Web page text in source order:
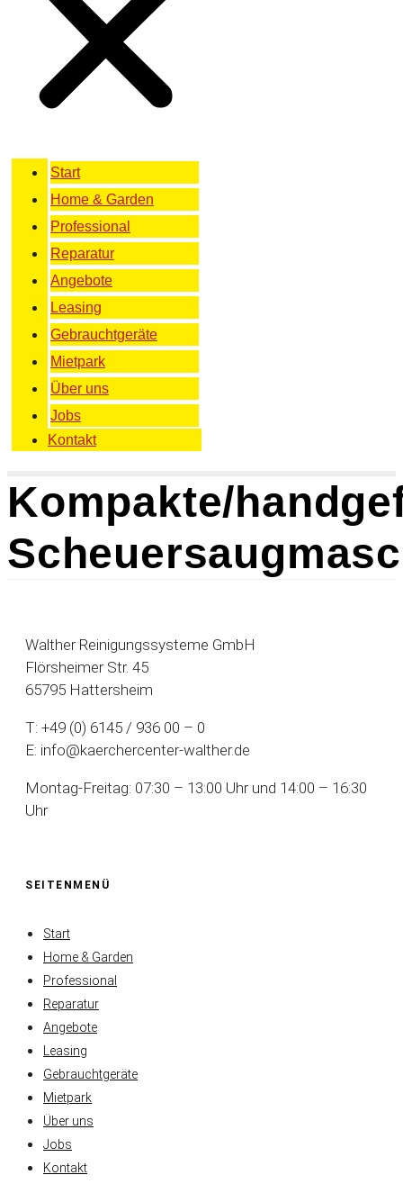
Start
Home & Garden
Professional
Reparatur
Angebote
Leasing
Gebrauchtgeräte
Mietpark
Über uns
Jobs
Kontakt
Kompakte/
Walther Reinigungssysteme GmbH
Flörsheimer Str. 45
65795 Hattersheim
T: +49 (0) 6145 / 936 00 – 0
E: info@kaerchercenter-walther.de
Montag-Freitag: 07:30 – 13:00 Uhr und 14:00 – 16:30
Uhr
SEITENMENÜ
Start
Home & Garden
Professional
Reparatur
Angebote
Leasing
Gebrauchtgeräte
Mietpark
Über uns
Jobs
Kontakt